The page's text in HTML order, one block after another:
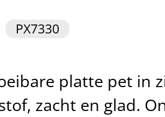
PX7330
platte pet in
zacht en glad.